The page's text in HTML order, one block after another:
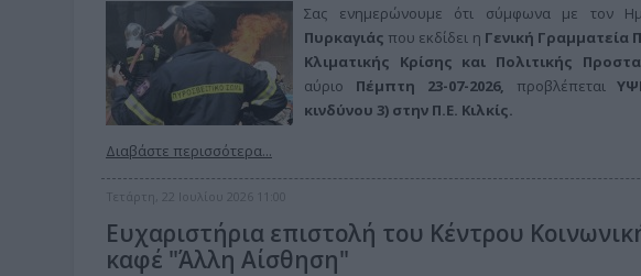
Σας ενημερώνουμε ότι σύμφωνα με τον
Πυρκαγιάς που εκδίδει η Γενική Γραμματεία
Κλιματικής Κρίσης και Πολιτικής
αύριο Πέμπτη 23-07-2026, προβλέπεται
κινδύνου 3) στην Π.Ε. Κιλκίς.
Διαβάστε περισσότερα...
Τετάρτη, 22 Ιουλίου 2026 11:00
Ευχαριστήρια επιστολή του Κέντρου
καφέ "Άλλη Αίσθηση"